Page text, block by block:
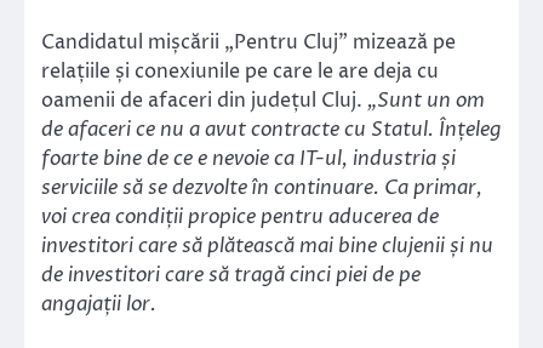
Candidatul mișcării „Pentru Cluj” mizează pe
relațiile și conexiunile pe care le are deja cu
oamenii de afaceri din județul Cluj. „Sunt un om
de afaceri ce nu a avut contracte cu Statul. Înțeleg
foarte bine de ce e nevoie ca IT-ul, industria și
serviciile să se dezvolte în continuare. Ca primar,
voi crea condiții propice pentru aducerea de
investitori care să plătească mai bine clujenii și nu
de investitori care să tragă cinci piei de pe
angajații lor.